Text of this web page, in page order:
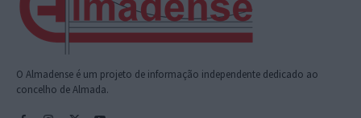
O Almadense é um projeto de informação independente dedicado ao
concelho de Almada.